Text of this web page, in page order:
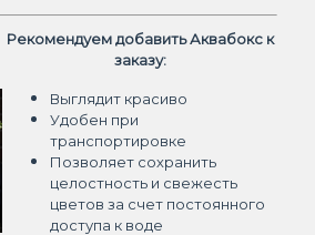
Рекомендуем добавить Аквабокс к
заказу:
Выглядит красиво
Удобен при
транспортировке
Позволяет сохранить
целостность и свежесть
цветов за счет постоянного
доступа к воде